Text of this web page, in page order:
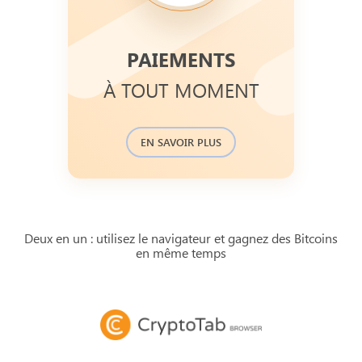
PAIEMENTS
À TOUT MOMENT
EN SAVOIR PLUS
All transfers of funds confirmed in
Bitcoin blockchain transaction
database and available to check.
Deux en un : utilisez le navigateur et gagnez des Bitcoins
en même temps